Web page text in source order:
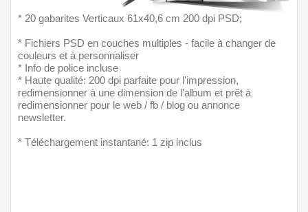
* 20 gabarites Verticaux 61x40,6 cm 200 dpi PSD;
* Fichiers PSD en couches multiples - facile à changer de
couleurs et à personnaliser
* Info de police incluse
* Haute qualité: 200 dpi parfaite pour l'impression,
redimensionner à une dimension de l'album et prêt à
redimensionner pour le web / fb / blog ou annonce
newsletter.
* Téléchargement instantané: 1 zip inclus